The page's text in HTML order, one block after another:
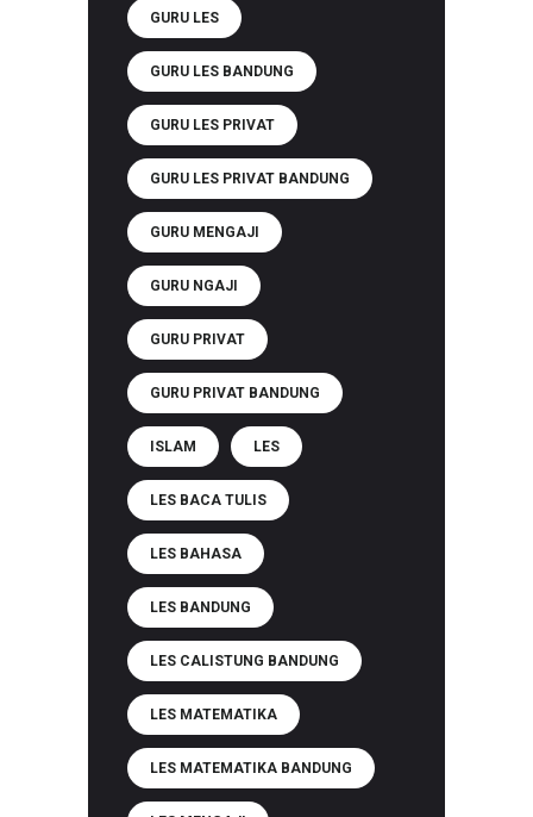
GURU LES
GURU LES BANDUNG
GURU LES PRIVAT
GURU LES PRIVAT BANDUNG
GURU MENGAJI
GURU NGAJI
GURU PRIVAT
GURU PRIVAT BANDUNG
ISLAM LES
LES BACA TULIS
LES BAHASA
LES BANDUNG
LES CALISTUNG BANDUNG
LES MATEMATIKA
LES MATEMATIKA BANDUNG